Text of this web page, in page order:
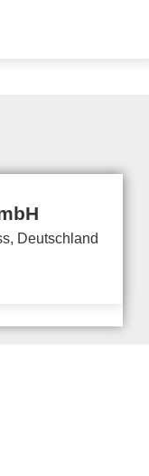
Deutschland